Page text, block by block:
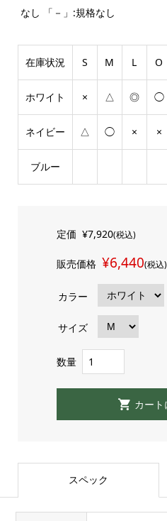
なし 「－」:規格なし
在庫状況 S M L O
ホワイト × △ ◎ ◯
ネイビー △ ◯ × ×
ブルー
定価 ¥7,920(税込)
販売価格 ¥6,440(税込)
カラー
サイズ
数量
スペック